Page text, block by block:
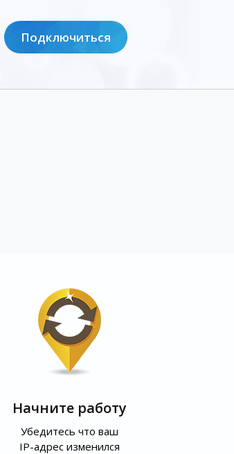
Подключиться
Начните работу
Убедитесь что ваш
IP-адрес изменился